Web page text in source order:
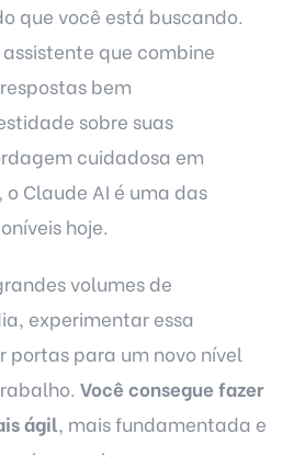
que você está buscando.
que combine
bem
sobre suas
cuidadosa em
Claude AI é uma das
hoje.
volumes de
experimentar essa
para um novo nível
. Você consegue fazer
ágil, mais fundamentada e